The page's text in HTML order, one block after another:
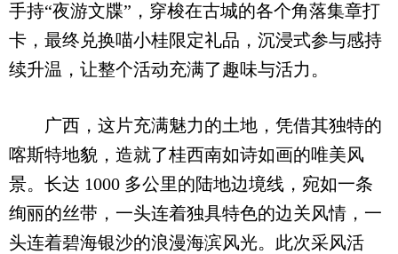
手持“夜游文牒”，穿梭在古城的各个角落集章打
卡，最终兑换喵小桂限定礼品，沉浸式参与感持
续升温，让整个活动充满了趣味与活力。
广西，这片充满魅力的土地，凭借其独特的
喀斯特地貌，造就了桂西南如诗如画的唯美风
景。长达 1000 多公里的陆地边境线，宛如一条
绚丽的丝带，一头连着独具特色的边关风情，一
头连着碧海银沙的浪漫海滨风光。此次采风活